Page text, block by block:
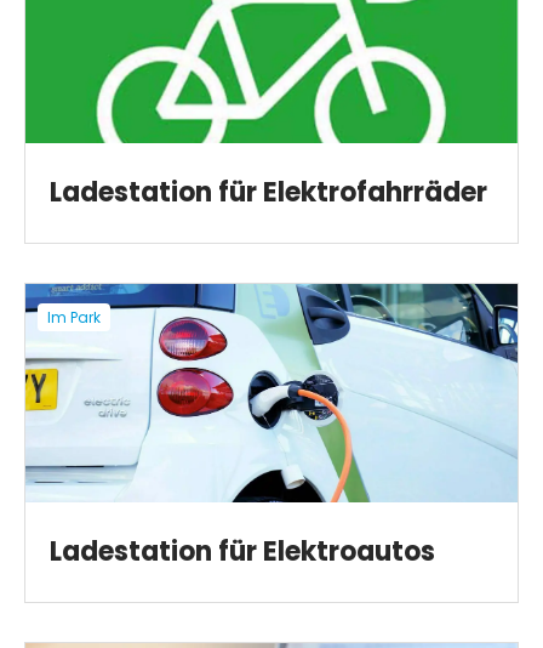
Ladestation für Elektrofahrräder
Im Park
Ladestation für Elektroautos